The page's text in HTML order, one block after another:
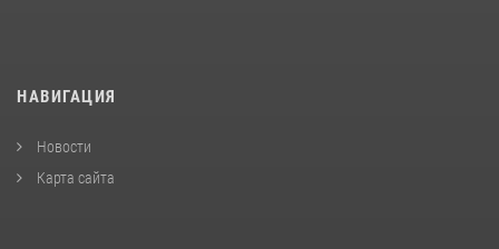
НАВИГАЦИЯ
Новости
Карта сайта